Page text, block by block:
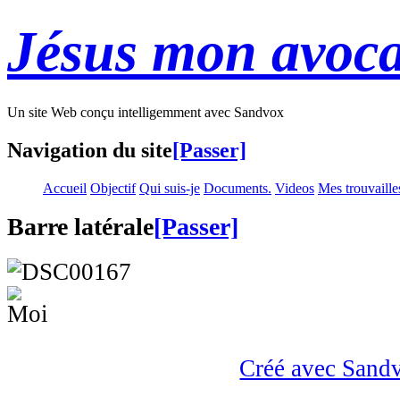
Jésus mon
Un site Web conçu intelligemment avec Sandvox
Navigation du site[Passer]
Accueil Objectif Qui suis-je Documents. Videos Mes
Barre latérale[Passer]
Créé avec